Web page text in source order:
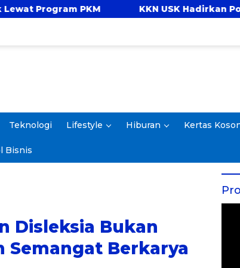
KKN USK Hadirkan Pojok Celengan,
Teknologi Lifestyle Hiburan Kertas
Bisnis
Disleksia Bukan
Semangat Berkarya